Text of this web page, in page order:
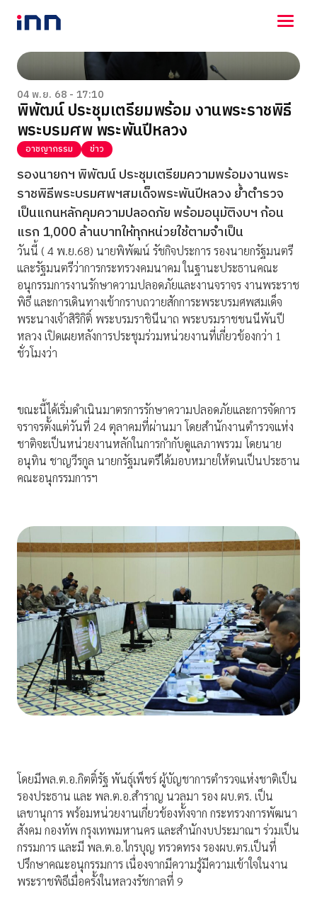
NEWS
ENTERTAINMENT
LIFESTYLE
HOROSCOPE
LOTTERY
VIDEO
ร่วมด้วยช่วยกัน
04 พ.ย. 68 - 17:10
พิพัฒน์ ประชุมเตรียมพร้อม งานพระราชพิธี
พระบรมศพ พระพันปีหลวง
อาชญากรรม ข่าว
รองนายกฯ พิพัฒน์ ประชุมเตรียมความพร้อมงานพระ
ราชพิธีพระบรมศพฯสมเด็จพระพันปีหลวง ย้ำตำรวจ
เป็นแกนหลักคุมความปลอดภัย พร้อมอนุมัติงบฯ ก้อน
แรก 1,000 ล้านบาทให้ทุกหน่วยใช้ตามจำเป็น
วันนี้ ( 4 พ.ย.68) นายพิพัฒน์ รัชกิจประการ รองนายกรัฐมนตรี
และรัฐมนตรีว่าการกระทรวงคมนาคม ในฐานะประธานคณะ
อนุกรรมการงานรักษาความปลอดภัยและงานจราจร งานพระราช
พิธี และการเดินทางเข้ากราบถวายสักการะพระบรมศพสมเด็จ
พระนางเจ้าสิริกิติ์ พระบรมราชินีนาถ พระบรมราชชนนีพันปี
หลวง เปิดเผยหลังการประชุมร่วมหน่วยงานที่เกี่ยวข้องกว่า 1
ชั่วโมงว่า
ขณะนี้ได้เริ่มดำเนินมาตรการรักษาความปลอดภัยและการจัดการ
จราจรตั้งแต่วันที่ 24 ตุลาคมที่ผ่านมา โดยสำนักงานตำรวจแห่ง
ชาติจะเป็นหน่วยงานหลักในการกำกับดูแลภาพรวม โดยนาย
อนุทิน ชาญวีรกูล นายกรัฐมนตรีได้มอบหมายให้ตนเป็นประธาน
คณะอนุกรรมการฯ
โดยมีพล.ต.อ.กิตติ์รัฐ พันธุ์เพ็ชร์ ผู้บัญชาการตำรวจแห่งชาติเป็น
รองประธาน และ พล.ต.อ.สำราญ นวลมา รอง ผบ.ตร. เป็น
เลขานุการ พร้อมหน่วยงานเกี่ยวข้องทั้งจาก กระทรวงการพัฒนา
สังคม กองทัพ กรุงเทพมหานคร และสำนักงบประมาณฯ ร่วมเป็น
กรรมการ และมี พล.ต.อ.ไกรบุญ ทรวดทรง รองผบ.ตร.เป็นที่
ปรึกษาคณะอนุกรรมการ เนื่องจากมีความรู้มีความเข้าใจในงาน
พระราชพิธีเมื่อครั้งในหลวงรัชกาลที่ 9